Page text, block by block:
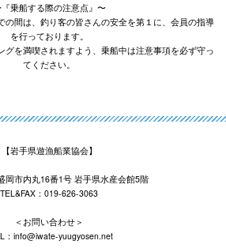
乗船する際の注意点』〜
の間は、釣り客の皆さんの安全を第１に、会員の指導
を行っております。
グを満喫されますよう、乗船中は注意事項を必ず守っ
てください。
【岩手県遊漁船業協会】
岡市内丸16番1号 岩手県水産会館5階
TEL&FAX：019-626-3063
＜お問い合わせ＞
：info@iwate-yuugyosen.net